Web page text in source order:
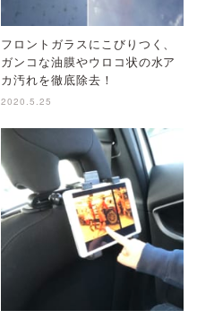
フロントガラスにこびりつく、
ガンコな油膜やウロコ状の水ア
カ汚れを徹底除去！
2020.5.25